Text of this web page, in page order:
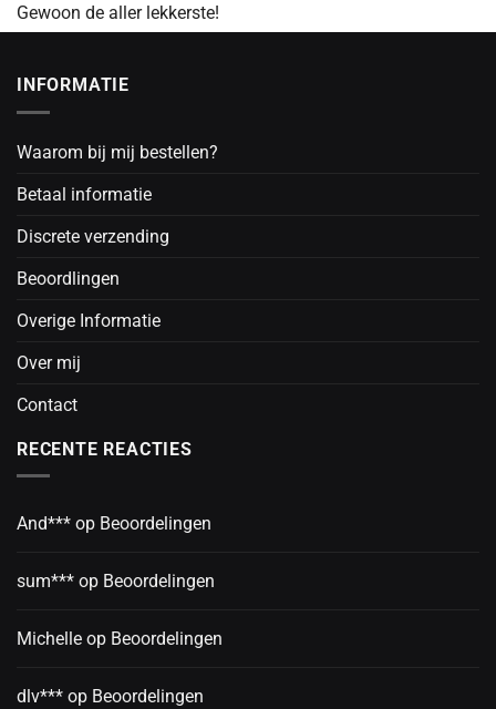
Gewoon de aller lekkerste!
INFORMATIE
Waarom bij mij bestellen?
Betaal informatie
Discrete verzending
Beoordlingen
Overige Informatie
Over mij
Contact
RECENTE REACTIES
And*** op Beoordelingen
sum*** op Beoordelingen
Michelle op Beoordelingen
dlv*** op Beoordelingen